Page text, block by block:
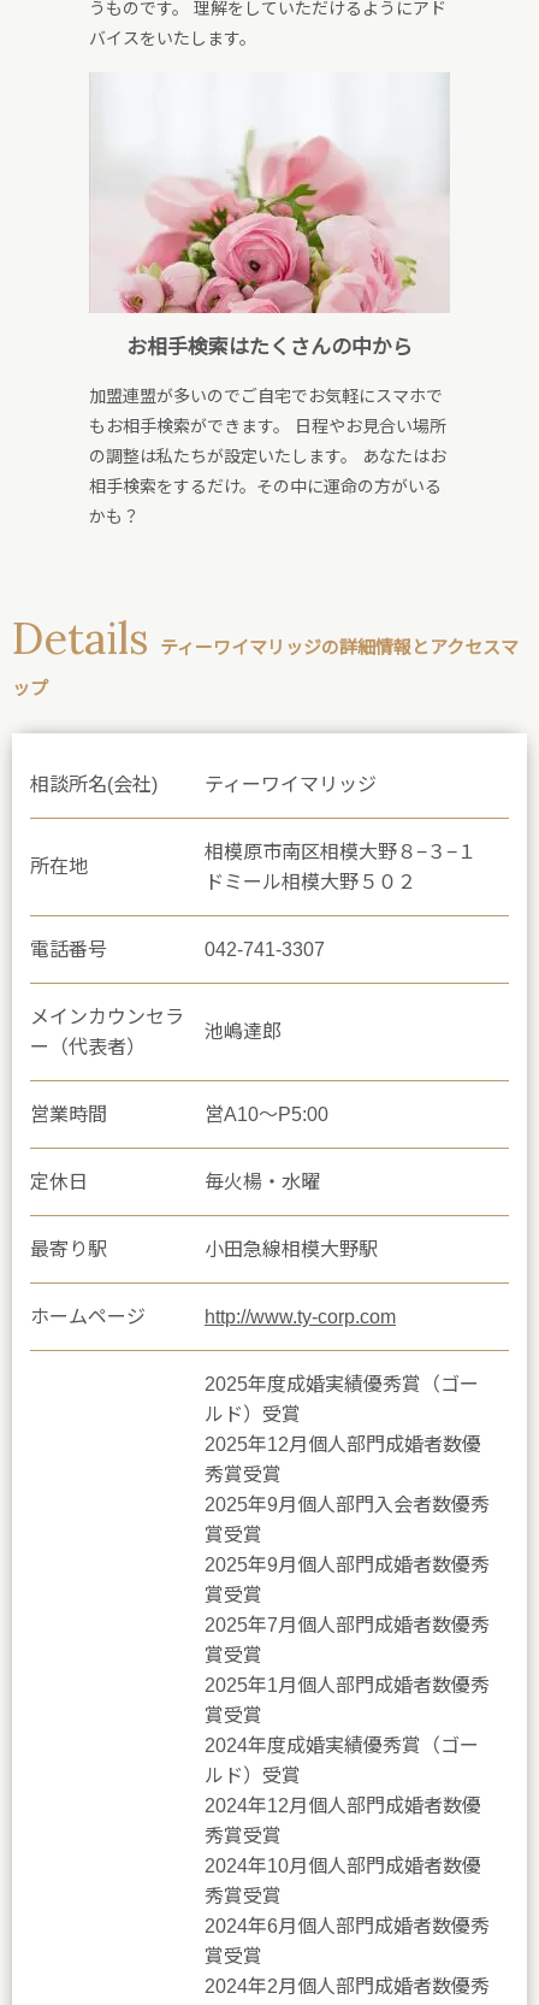
うものです。 理解をしていただけるようにアド
バイスをいたします。
お相手検索はたくさんの中から
加盟連盟が多いのでご自宅でお気軽にスマホで
もお相手検索ができます。 日程やお見合い場所
の調整は私たちが設定いたします。 あなたはお
相手検索をするだけ。その中に運命の方がいる
かも？
Details
ティーワイマリッジの詳細情報とアクセスマ
ップ
相談所名(会社) ティーワイマリッジ
所在地
相模原市南区相模大野８−３−１
ドミール相模大野５０２
電話番号 042-741-3307
メインカウンセラ
ー（代表者）
池嶋達郎
営業時間 営A10〜P5:00
定休日 毎火楊・水曜
最寄り駅 小田急線相模大野駅
ホームページ http://www.ty-corp.com
2025年度成婚実績優秀賞（ゴー
ルド）受賞
2025年12月個人部門成婚者数優
秀賞受賞
2025年9月個人部門入会者数優秀
賞受賞
2025年9月個人部門成婚者数優秀
賞受賞
2025年7月個人部門成婚者数優秀
賞受賞
2025年1月個人部門成婚者数優秀
賞受賞
2024年度成婚実績優秀賞（ゴー
ルド）受賞
2024年12月個人部門成婚者数優
秀賞受賞
2024年10月個人部門成婚者数優
秀賞受賞
2024年6月個人部門成婚者数優秀
賞受賞
2024年2月個人部門成婚者数優秀